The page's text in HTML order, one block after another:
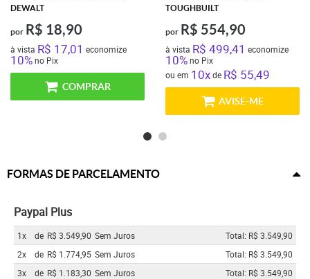
DEWALT
por R$ 18,90
à vista R$ 17,01 economize
10%no Pix
COMPRAR
TOUGHBUILT
por R$ 554,90
à vista R$ 499,41 economize
10%no Pix
ou em 10xde R$ 55,49
AVISE-ME
FORMAS DE PARCELAMENTO
Paypal Plus
1x de R$ 3.549,90 Sem Juros
Total: R$ 3.549,90
2x
de R$ 1.774,95 Sem Juros
Total: R$ 3.549,90
3x
de R$ 1.183,30 Sem Juros
Total: R$ 3.549,90